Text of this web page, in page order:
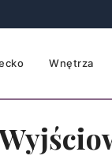
Wnętrza